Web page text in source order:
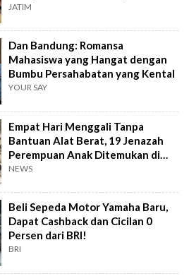
JATIM
Dan Bandung: Romansa
Mahasiswa yang Hangat dengan
Bumbu Persahabatan yang Kental
YOUR SAY
Empat Hari Menggali Tanpa
Bantuan Alat Berat, 19 Jenazah
Perempuan Anak Ditemukan di
Gaza
NEWS
Beli Sepeda Motor Yamaha Baru,
Dapat Cashback dan Cicilan 0
Persen dari BRI!
BRI